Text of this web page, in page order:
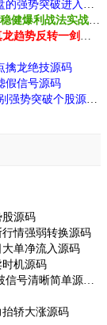
擒龙绝技源码
假信号源码
源码
情强弱转换源码
单净流入源码
机源码
轿大涨源码